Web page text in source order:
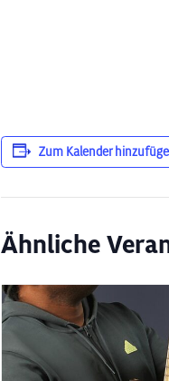
Zum Kalender
Ähnliche